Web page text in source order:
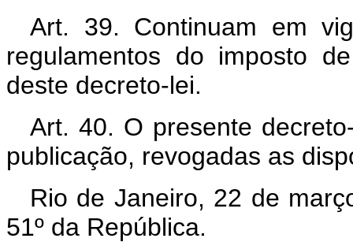
Art. 39. Continuam em
regulamentos do imposto
deste decreto-lei.
Art. 40. O presente
publicação, revogadas as
Rio de Janeiro, 22 de
51º da República.